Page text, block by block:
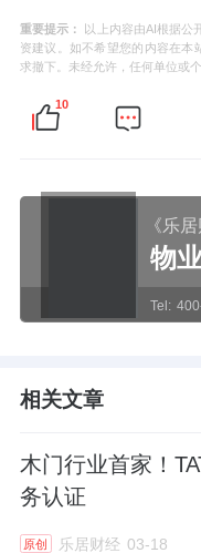
重要提示：
以上内容由AI根据公
资建议。如不希望您的内容在本
求撤下。未经允许，任何单位或
10
《乐
物
Tel:
相关文章
木门行业首家！
务认证
原创 乐居财经 03-18